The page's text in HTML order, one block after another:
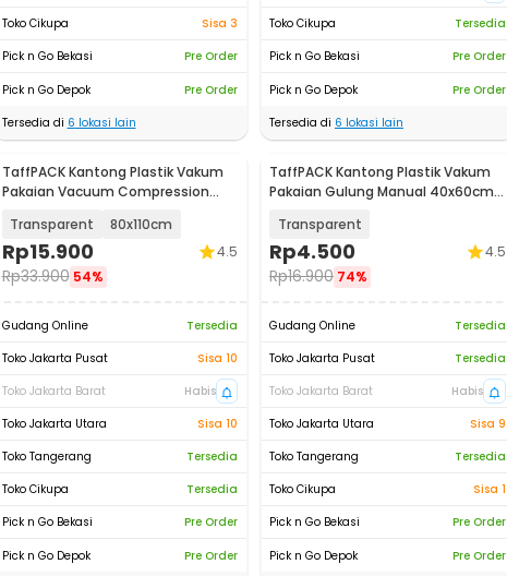
Toko Cikupa
Sisa 3
Pick n Go Bekasi
Pre Order
Pick n Go Depok
Pre Order
Tersedia di 6 lokasi lain
Toko Cikupa
Tersedia
Pick n Go Bekasi
Pre Order
Pick n Go Depok
Pre Order
Tersedia di 6 lokasi lain
TaffPACK Kantong Plastik Vakum
Pakaian Vacuum Compression
Transparent 80x110cm
Rp15.900
Rp33.900 54%
4.5
Gudang Online
Tersedia
Toko Jakarta Pusat
Sisa 10
Toko Jakarta Barat
Habis
Toko Jakarta Utara
Sisa 10
Toko Tangerang
Tersedia
Toko Cikupa
Tersedia
Pick n Go Bekasi
Pre Order
Pick n Go Depok Pre Order
TaffPACK Kantong Plastik Vakum
Pakaian Gulung Manual 40x60cm 1
Transparent
Rp4.500
Rp16.900 74%
4.5
Gudang Online
Tersedia
Toko Jakarta Pusat
Tersedia
Toko Jakarta Barat
Habis
Toko Jakarta Utara
Sisa 9
Toko Tangerang
Tersedia
Toko Cikupa
Sisa 1
Pick n Go Bekasi
Pre Order
Pick n Go Depok Pre Order